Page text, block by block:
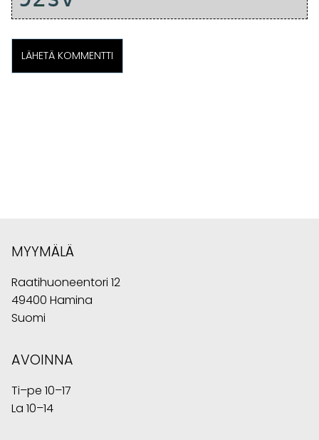
MYYMÄLÄ
Raatihuoneentori 12
49400 Hamina
Suomi
AVOINNA
Ti–pe 10–17
La 10–14